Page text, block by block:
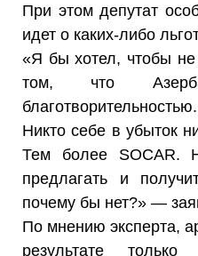
При этом депутат
идет о каких-либо
«Я бы хотел, чтобы
том, что
Никто себе в убыток
Тем более SOCAR.
предлагать и
почему бы нет?» —
По мнению эксперта,
результате только